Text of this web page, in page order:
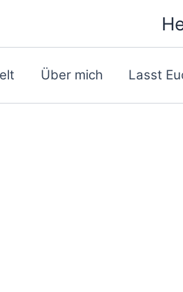
Über mich Lasst